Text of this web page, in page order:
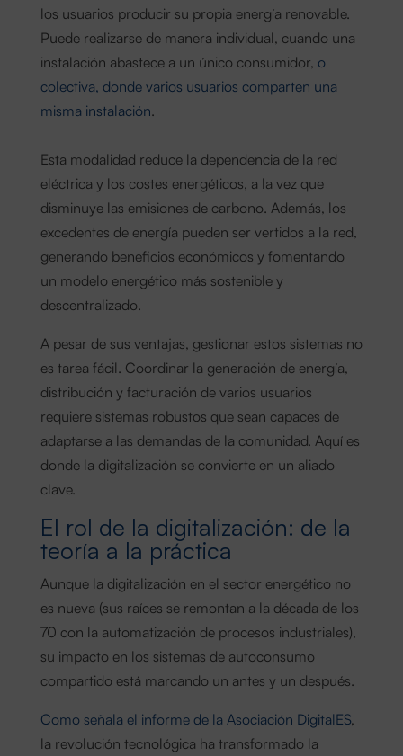
los usuarios producir su propia energía renovable.
Puede realizarse de manera individual, cuando una
instalación abastece a un único consumidor, o
colectiva, donde varios usuarios comparten una
misma instalación.
Esta modalidad reduce la dependencia de la red
eléctrica y los costes energéticos, a la vez que
disminuye las emisiones de carbono. Además, los
excedentes de energía pueden ser vertidos a la red,
generando beneficios económicos y fomentando
un modelo energético más sostenible y
descentralizado.
A pesar de sus ventajas, gestionar estos sistemas no
es tarea fácil. Coordinar la generación de energía,
distribución y facturación de varios usuarios
requiere sistemas robustos que sean capaces de
adaptarse a las demandas de la comunidad. Aquí es
donde la digitalización se convierte en un aliado
clave.
El rol de la digitalización: de la
teoría a la práctica
Aunque la digitalización en el sector energético no
es nueva (sus raíces se remontan a la década de los
70 con la automatización de procesos industriales),
su impacto en los sistemas de autoconsumo
compartido está marcando un antes y un después.
Como señala el informe de la Asociación DigitalES,
la revolución tecnológica ha transformado la